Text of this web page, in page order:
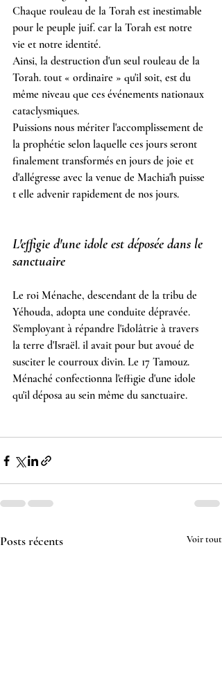
Chaque rouleau de la Torah est inestimable
pour le peuple juif. car la Torah est notre
vie et notre identité.
Ainsi, la destruction d'un seul rouleau de la
Torah. tout « ordinaire » qu'il soit, est du
même niveau que ces événements nationaux
cataclysmiques.
Puissions nous mériter l'accomplissement de
la prophétie selon laquelle ces jours seront
finalement transformés en jours de joie et
d'allégresse avec la venue de Machia'h puisse
t elle advenir rapidement de nos jours.
L'effigie d'une idole est déposée dans le
sanctuaire
Le roi Ménache, descendant de la tribu de
Yéhouda, adopta une conduite dépravée.
S'employant à répandre l'idolâtrie à travers
la terre d'Israël. il avait pour but avoué de
susciter le courroux divin. Le 17 Tamouz.
Ménaché confectionna l'effigie d'une idole
qu'il déposa au sein même du sanctuaire.
Posts récents Voir tout